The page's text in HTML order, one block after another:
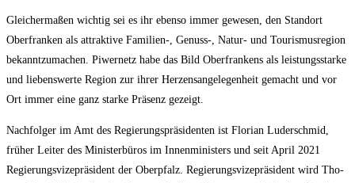
Glei­cher­ma­ßen wich­tig sei es ihr eben­so immer gewe­sen, den Stand­ort
Ober­fran­ken als attrak­ti­ve Familien‑, Genuss‑, Natur- und Tou­ris­mus­re­gi­on
bekannt­zu­ma­chen. Piwer­netz habe das Bild Ober­fran­kens als leis­tungs­star­ke
und lie­bens­wer­te Regi­on zur ihrer Her­zens­an­ge­le­gen­heit gemacht und vor
Ort immer eine ganz star­ke Prä­senz gezeigt.
Nach­fol­ger im Amt des Regie­rungs­prä­si­den­ten ist Flo­ri­an Luder­schmid,
frü­her Lei­ter des Minis­ter­bü­ros im Innen­mi­nis­ters und seit April 2021
Regie­rungs­vi­ze­prä­si­dent der Ober­pfalz. Regie­rungs­vi­ze­prä­si­dent wird Tho­